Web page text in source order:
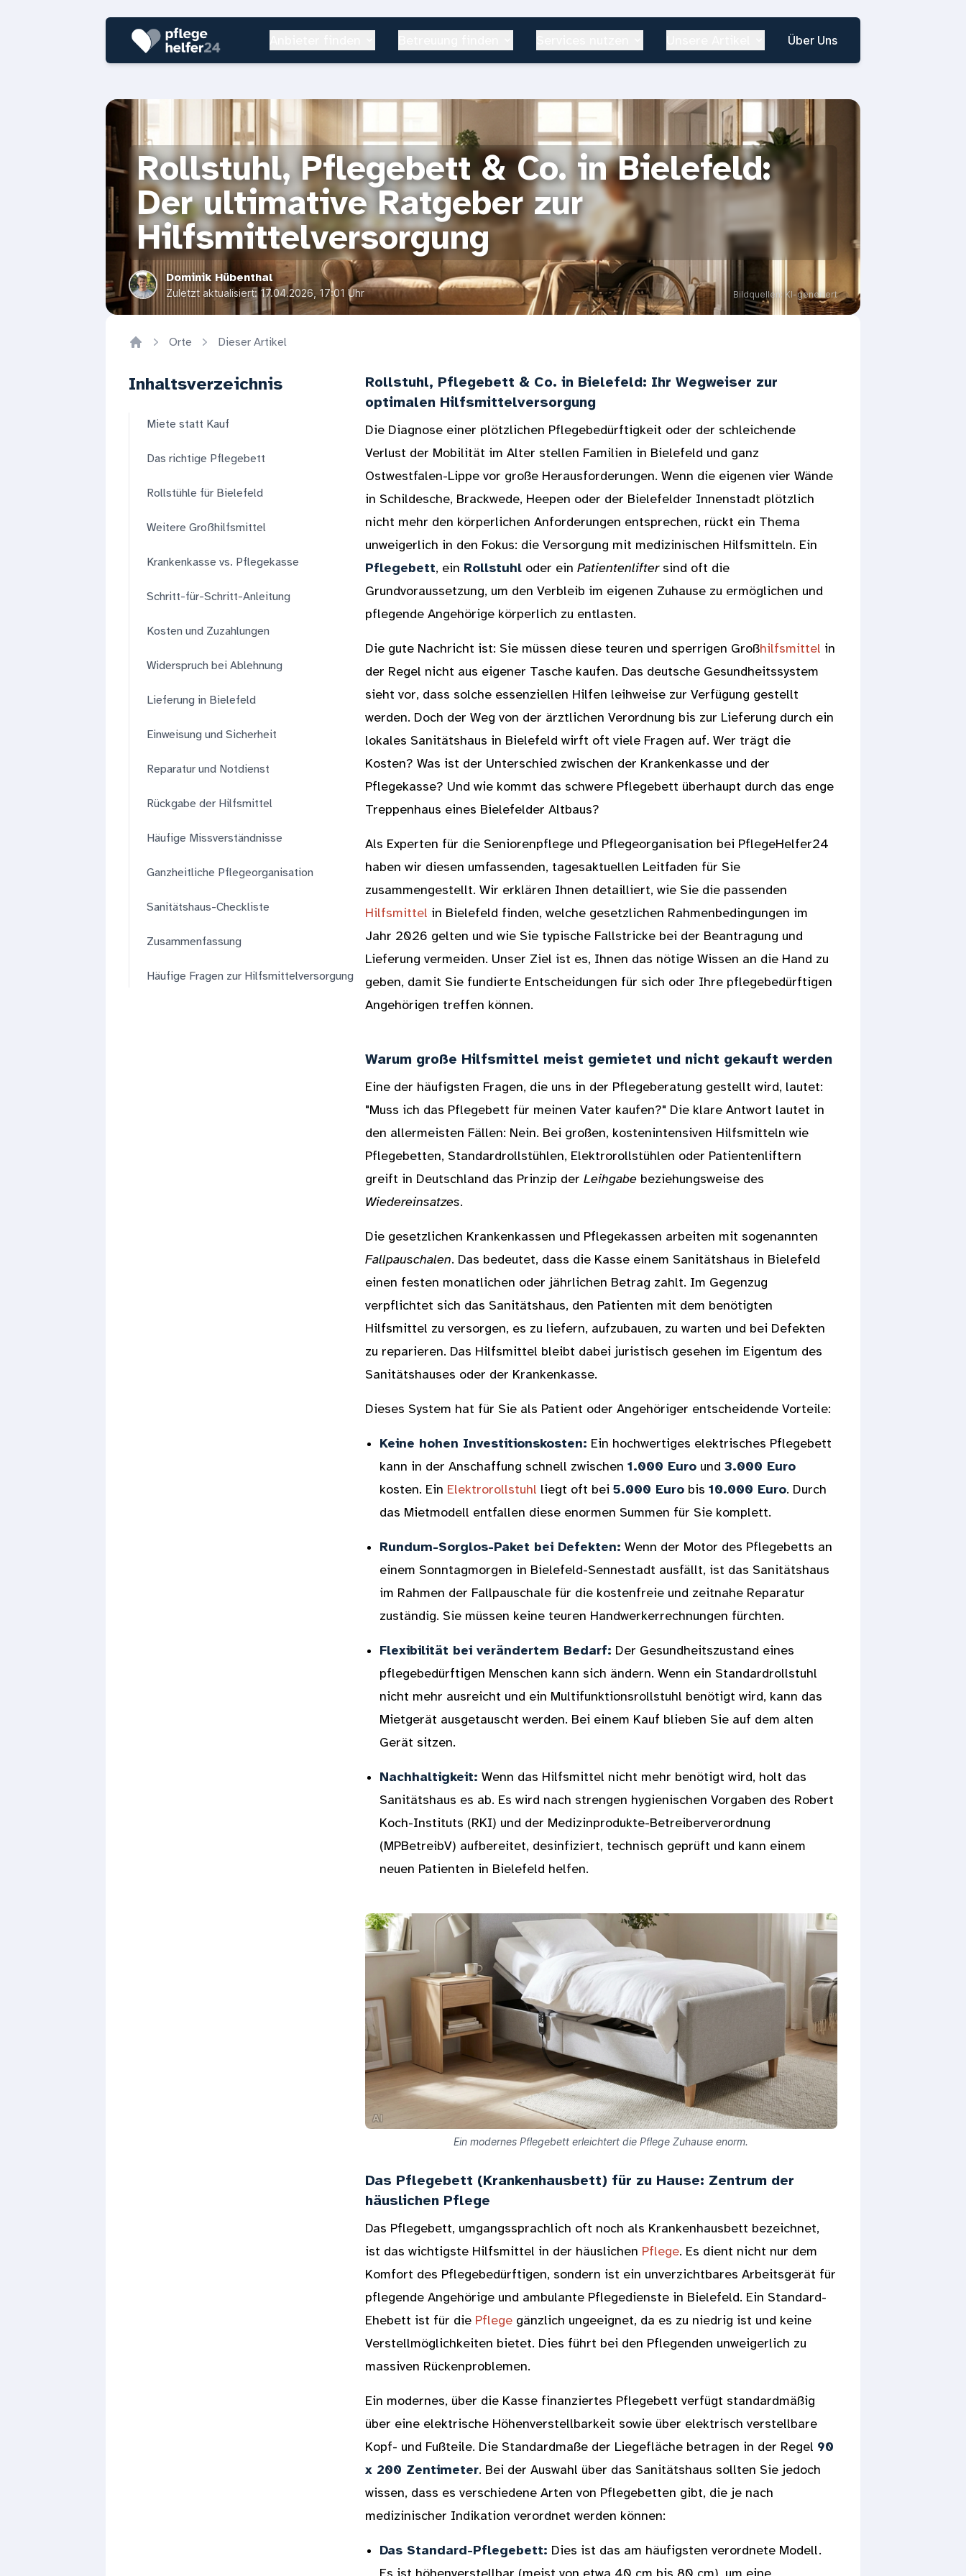
Über Uns
Rollstuhl, Pflegebett & Co. in Bielefeld:
Der ultimative Ratgeber zur
Hilfsmittelversorgung
Dominik Hübenthal
Zuletzt aktualisiert: 17.04.2026, 17:01 Uhr Bildquellen: KI-generiert
Orte Dieser Artikel
Inhaltsverzeichnis
Miete statt Kauf
Das richtige Pflegebett
Rollstühle für Bielefeld
Weitere Großhilfsmittel
Krankenkasse vs. Pflegekasse
Schritt-für-Schritt-Anleitung
Kosten und Zuzahlungen
Widerspruch bei Ablehnung
Lieferung in Bielefeld
Einweisung und Sicherheit
Reparatur und Notdienst
Rückgabe der Hilfsmittel
Häufige Missverständnisse
Ganzheitliche Pflegeorganisation
Sanitätshaus-Checkliste
Zusammenfassung
Häufige Fragen zur Hilfsmittelversorgung
Rollstuhl, Pflegebett & Co. in Bielefeld: Ihr Wegweiser zur
optimalen Hilfsmittelversorgung
Die Diagnose einer plötzlichen Pflegebedürftigkeit oder der schleichende
Verlust der Mobilität im Alter stellen Familien in Bielefeld und ganz
Ostwestfalen-Lippe vor große Herausforderungen. Wenn die eigenen vier Wände
in Schildesche, Brackwede, Heepen oder der Bielefelder Innenstadt plötzlich
nicht mehr den körperlichen Anforderungen entsprechen, rückt ein Thema
unweigerlich in den Fokus: die Versorgung mit medizinischen Hilfsmitteln. Ein
Pflegebett, ein Rollstuhloder ein Patientenliftersind oft die
Grundvoraussetzung, um den Verbleib im eigenen Zuhause zu ermöglichen und
pflegende Angehörige körperlich zu entlasten.
Die gute Nachricht ist: Sie müssen diese teuren und sperrigen Großhilfsmittel in
der Regel nicht aus eigener Tasche kaufen. Das deutsche Gesundheitssystem
sieht vor, dass solche essenziellen Hilfen leihweise zur Verfügung gestellt
werden. Doch der Weg von der ärztlichen Verordnung bis zur Lieferung durch ein
lokales Sanitätshaus in Bielefeld wirft oft viele Fragen auf. Wer trägt die
Kosten? Was ist der Unterschied zwischen der Krankenkasse und der
Pflegekasse? Und wie kommt das schwere Pflegebett überhaupt durch das enge
Treppenhaus eines Bielefelder Altbaus?
Als Experten für die Seniorenpflege und Pflegeorganisation bei PflegeHelfer24
haben wir diesen umfassenden, tagesaktuellen Leitfaden für Sie
zusammengestellt. Wir erklären Ihnen detailliert, wie Sie die passenden
Hilfsmittel in Bielefeld finden, welche gesetzlichen Rahmenbedingungen im
Jahr 2026 gelten und wie Sie typische Fallstricke bei der Beantragung und
Lieferung vermeiden. Unser Ziel ist es, Ihnen das nötige Wissen an die Hand zu
geben, damit Sie fundierte Entscheidungen für sich oder Ihre pflegebedürftigen
Angehörigen treffen können.
Warum große Hilfsmittel meist gemietet und nicht gekauft werden
Eine der häufigsten Fragen, die uns in der Pflegeberatung gestellt wird, lautet:
"Muss ich das Pflegebett für meinen Vater kaufen?" Die klare Antwort lautet in
den allermeisten Fällen: Nein. Bei großen, kostenintensiven Hilfsmitteln wie
Pflegebetten, Standardrollstühlen, Elektrorollstühlen oder Patientenliftern
greift in Deutschland das Prinzip der Leihgabebeziehungsweise des
Wiedereinsatzes.
Die gesetzlichen Krankenkassen und Pflegekassen arbeiten mit sogenannten
Fallpauschalen. Das bedeutet, dass die Kasse einem Sanitätshaus in Bielefeld
einen festen monatlichen oder jährlichen Betrag zahlt. Im Gegenzug
verpflichtet sich das Sanitätshaus, den Patienten mit dem benötigten
Hilfsmittel zu versorgen, es zu liefern, aufzubauen, zu warten und bei Defekten
zu reparieren. Das Hilfsmittel bleibt dabei juristisch gesehen im Eigentum des
Sanitätshauses oder der Krankenkasse.
Dieses System hat für Sie als Patient oder Angehöriger entscheidende Vorteile:
Keine hohen Investitionskosten: Ein hochwertiges elektrisches Pflegebett
kann in der Anschaffung schnell zwischen 1.000 Euround 3.000 Euro
kosten. Ein Elektrorollstuhl liegt oft bei 5.000 Eurobis 10.000 Euro. Durch
das Mietmodell entfallen diese enormen Summen für Sie komplett.
Rundum-Sorglos-Paket bei Defekten: Wenn der Motor des Pflegebetts an
einem Sonntagmorgen in Bielefeld-Sennestadt ausfällt, ist das Sanitätshaus
im Rahmen der Fallpauschale für die kostenfreie und zeitnahe Reparatur
zuständig. Sie müssen keine teuren Handwerkerrechnungen fürchten.
Flexibilität bei verändertem Bedarf: Der Gesundheitszustand eines
pflegebedürftigen Menschen kann sich ändern. Wenn ein Standardrollstuhl
nicht mehr ausreicht und ein Multifunktionsrollstuhl benötigt wird, kann das
Mietgerät ausgetauscht werden. Bei einem Kauf blieben Sie auf dem alten
Gerät sitzen.
Nachhaltigkeit: Wenn das Hilfsmittel nicht mehr benötigt wird, holt das
Sanitätshaus es ab. Es wird nach strengen hygienischen Vorgaben des Robert
Koch-Instituts (RKI) und der Medizinprodukte-Betreiberverordnung
(MPBetreibV) aufbereitet, desinfiziert, technisch geprüft und kann einem
neuen Patienten in Bielefeld helfen.
Ein modernes Pflegebett erleichtert die Pflege Zuhause enorm.
Das Pflegebett (Krankenhausbett) für zu Hause: Zentrum der
häuslichen Pflege
Das Pflegebett, umgangssprachlich oft noch als Krankenhausbett bezeichnet,
ist das wichtigste Hilfsmittel in der häuslichen Pflege. Es dient nicht nur dem
Komfort des Pflegebedürftigen, sondern ist ein unverzichtbares Arbeitsgerät für
pflegende Angehörige und ambulante Pflegedienste in Bielefeld. Ein Standard-
Ehebett ist für die Pflegegänzlich ungeeignet, da es zu niedrig ist und keine
Verstellmöglichkeiten bietet. Dies führt bei den Pflegenden unweigerlich zu
massiven Rückenproblemen.
Ein modernes, über die Kasse finanziertes Pflegebett verfügt standardmäßig
über eine elektrische Höhenverstellbarkeit sowie über elektrisch verstellbare
Kopf- und Fußteile. Die Standardmaße der Liegefläche betragen in der Regel 90
x 200 Zentimeter. Bei der Auswahl über das Sanitätshaus sollten Sie jedoch
wissen, dass es verschiedene Arten von Pflegebetten gibt, die je nach
medizinischer Indikation verordnet werden können:
Das Standard-Pflegebett: Dies ist das am häufigsten verordnete Modell.